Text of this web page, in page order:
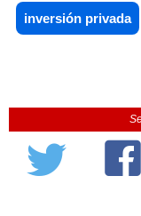
inversión privada